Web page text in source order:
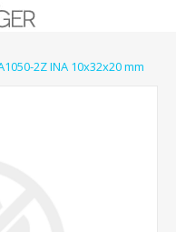
2Z INA 10x32x20 mm